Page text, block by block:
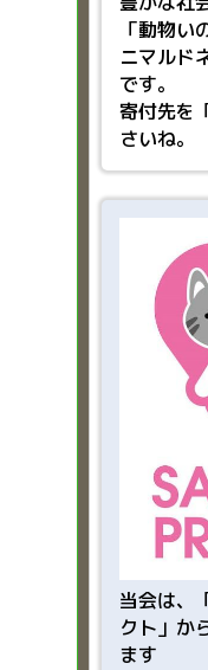
「動物い
ニマルド
です。
寄付先を
さいね。
当会は、
クト」か
ます